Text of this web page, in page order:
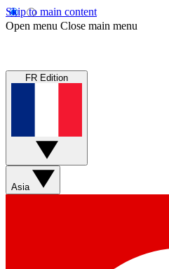
Skip to main content
Open menu Close main menu
FR Edition
Asia